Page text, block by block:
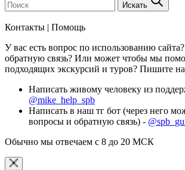
Искать
Контакты | Помощь
У вас есть вопрос по использованию
обратную связь? Или может чтобы мы
подходящих экскурсий и туров? Пишите
Написать живому человеку из
@mike_help_spb
Написать в наш тг бот (через него
вопросы и обратную связь) -
Обычно мы отвечаем с 8 до 20 МСК